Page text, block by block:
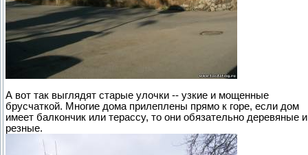
А вот так выглядят старые улочки -- узкие и мощенные
брусчаткой. Многие дома прилеплены прямо к горе, если дом
имеет балкончик или терассу, то они обязательно деревяные и
резные.